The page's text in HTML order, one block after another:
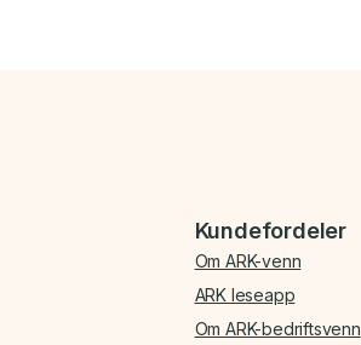
Kundefordeler
Om ARK-venn
ARK leseapp
Om ARK-bedriftsvenn